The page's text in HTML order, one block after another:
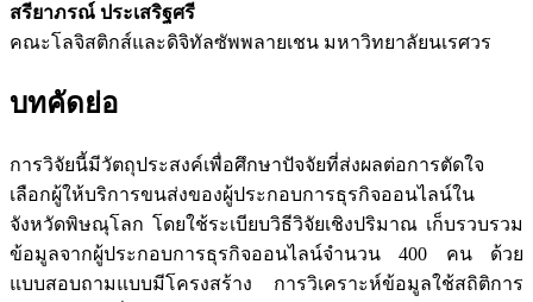
สรียาภรณ์ ประเสริฐศรี
คณะโลจิสติกส์และดิจิทัลซัพพลายเชน มหาวิทยาลัยนเรศวร
บทคัดย่อ
การวิจัยนี้มีวัตถุประสงค์เพื่อศึกษาปัจจัยที่ส่งผลต่อการตัดใจ
เลือกผู้ให้บริการขนส่งของผู้ประกอบการธุรกิจออนไลน์ใน
จังหวัดพิษณุโลก โดยใช้ระเบียบวิธีวิจัยเชิงปริมาณ เก็บรวบรวม
ข้อมูลจากผู้ประกอบการธุรกิจออนไลน์จำนวน 400 คน ด้วย
แบบสอบถามแบบมีโครงสร้าง การวิเคราะห์ข้อมูลใช้สถิติการ